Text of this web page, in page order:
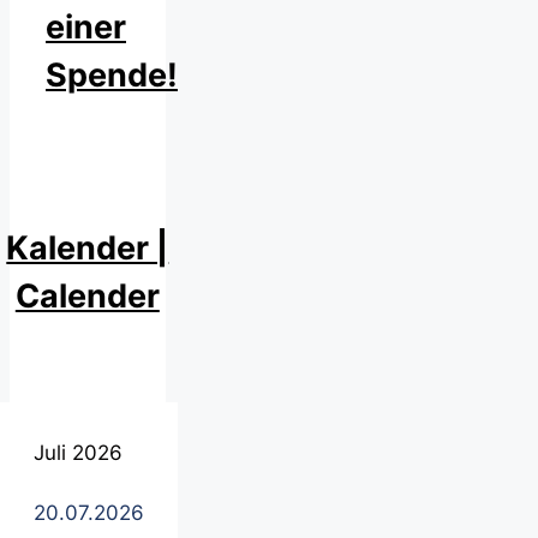
einer
Spende!
Kalender |
Calender
Juli 2026
20.07.2026